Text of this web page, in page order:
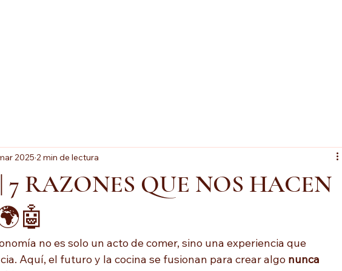
7 RAZONES QUE NOS HACEN
2025 2 min de lectura
no es solo un acto de comer, sino una experiencia que
Aquí, el futuro y la cocina se fusionan para crear algo nunca